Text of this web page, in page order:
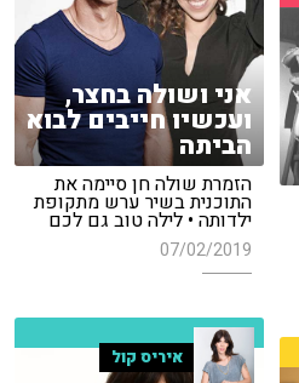
אני ושולה בחצר,
ועכשיו חייבים לבוא
הביתה
הזמרת שולה חן סיימה את
התוכנית בשיר ערש מתקופת
ילדותה • לילה טוב גם לכם
07/02/2019
איריס קול